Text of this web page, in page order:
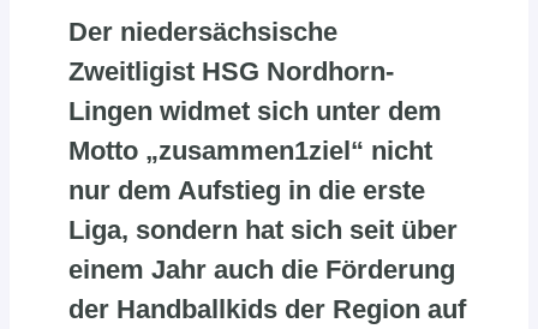
Der niedersächsische
Zweitligist HSG Nordhorn-
Lingen widmet sich unter dem
Motto „zusammen1ziel“ nicht
nur dem Aufstieg in die erste
Liga, sondern hat sich seit über
einem Jahr auch die Förderung
der Handballkids der Region auf